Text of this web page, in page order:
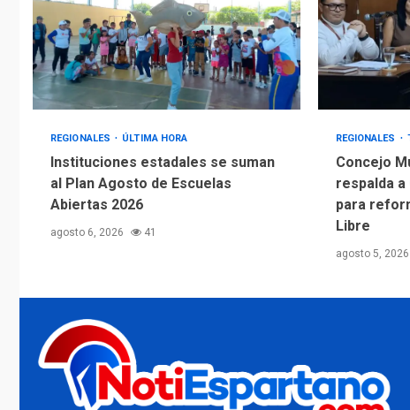
REGIONALES ÚLTIMA HORA
Instituciones estadales se suman
al Plan Agosto de Escuelas
Abiertas 2026
agosto 6, 2026 41
REGIONALES
Concejo
respalda a
para
Libre
agosto 5, 2026